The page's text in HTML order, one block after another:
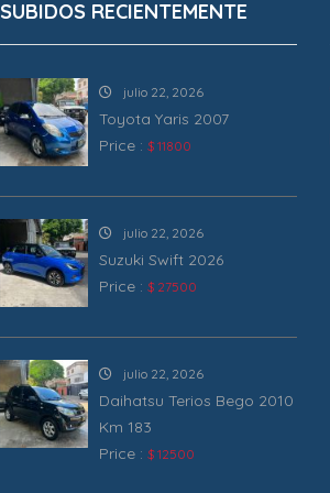
SUBIDOS RECIENTEMENTE
julio 22, 2026
Toyota Yaris 2007
Price : $ 11800
julio 22, 2026
Suzuki Swift 2026
Price : $ 27500
julio 22, 2026
Daihatsu Terios Bego 2010
Km 183
Price : $ 12500